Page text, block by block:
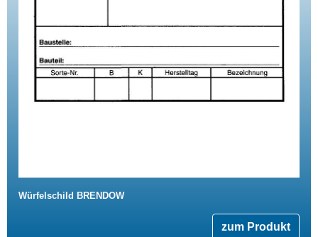
Würfelschild BRENDOW
zum Produkt